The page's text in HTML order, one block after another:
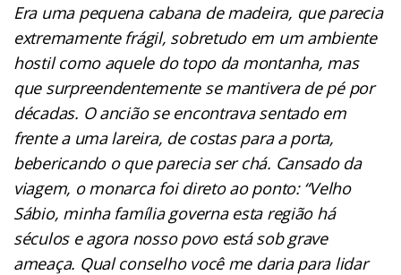
Era uma pequena cabana de madeira, que parecia
extremamente frágil, sobretudo em um ambiente
hostil como aquele do topo da montanha, mas
que surpreendentemente se mantivera de pé por
décadas. O ancião se encontrava sentado em
frente a uma lareira, de costas para a porta,
bebericando o que parecia ser chá. Cansado da
viagem, o monarca foi direto ao ponto: “Velho
Sábio, minha família governa esta região há
séculos e agora nosso povo está sob grave
ameaça. Qual conselho você me daria para lidar